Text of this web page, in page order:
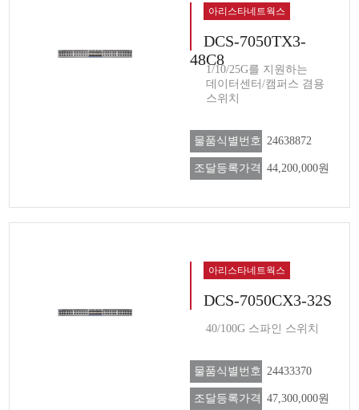
아리스타네트웍스
DCS-7050TX3-
48C8
1/10/25G를 지원하는
데이터센터/캠퍼스 겸용
스위치
물품식별번호 24638872
조달등록가격 44,200,000원
아리스타네트웍스
DCS-7050CX3-32S
40/100G 스파인 스위치
물품식별번호 24433370
조달등록가격 47,300,000원